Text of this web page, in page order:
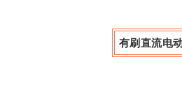
有刷直流电